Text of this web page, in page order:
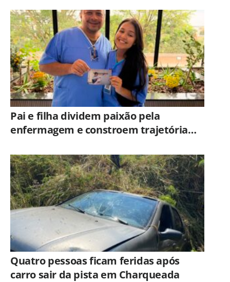
Campinas
Pai e filha dividem paixão pela
enfermagem e constroem trajetória
Americana
Quatro pessoas ficam feridas após
carro sair da pista em Charqueada